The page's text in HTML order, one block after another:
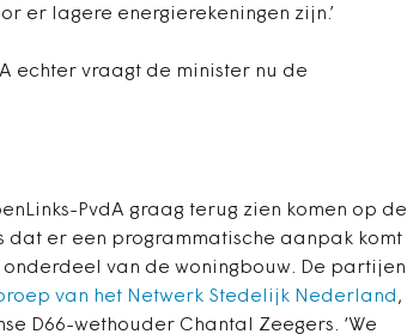
er lagere energierekeningen zijn.’
echter vraagt de minister nu de
PvdA graag terug zien komen op de
dat er een programmatische aanpak komt
van de woningbouw. De partijen
van het Netwerk Stedelijk Nederland ,
D66-wethouder Chantal Zeegers. ‘We